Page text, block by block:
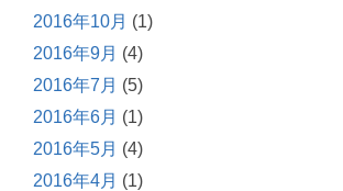
2016年10月 (1)
2016年9月 (4)
2016年7月 (5)
2016年6月 (1)
2016年5月 (4)
2016年4月 (1)